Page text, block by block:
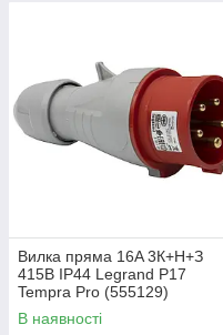
Вилка пряма 16A 3К+Н+З
415В IP44 Legrand P17
Tempra Pro (555129)
В наявності